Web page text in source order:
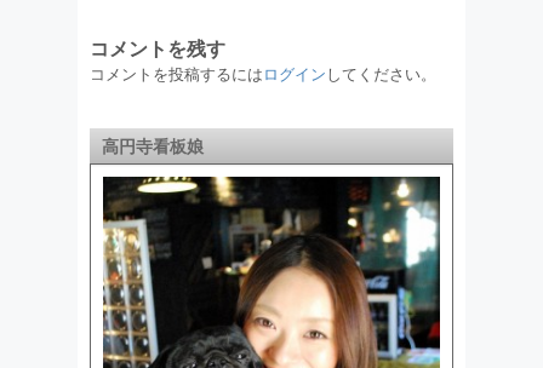
コメントを残す
コメントを投稿するにはログインしてください。
高円寺看板娘